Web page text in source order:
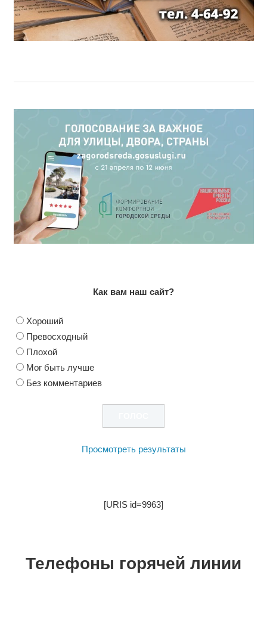
Как вам наш сайт?
Хороший
Превосходный
Плохой
Мог быть лучше
Без комментариев
Просмотреть результаты
[URIS id=9963]
Телефоны горячей линии